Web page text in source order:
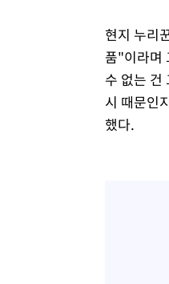
현지 누리
품"이라며
수 없는 건
시 때문인
했다.